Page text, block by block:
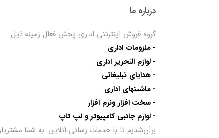
درباره ما
گروه فروش اینترنتی اداری پخش فعال زمینه ذیل
- ملزومات اداری
- لوازم التحریر اداری
- هدایای تبلیغاتی
- ماشینهای اداری
- سخت افزار ونرم افزار
- لوازم جانبی کامپیوتر و لپ تاپ
برآن‌شدیم تا با خدمات رسانی آنلاین به شما